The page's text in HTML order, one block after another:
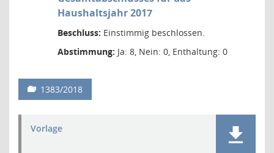
Haushaltsjahr 2017
Beschluss: Einstimmig beschlossen.
Abstimmung: Ja: 8, Nein: 0, Enthaltung: 0
1383/2018
Vorlage